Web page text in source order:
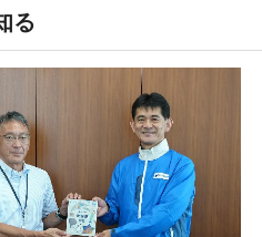
る